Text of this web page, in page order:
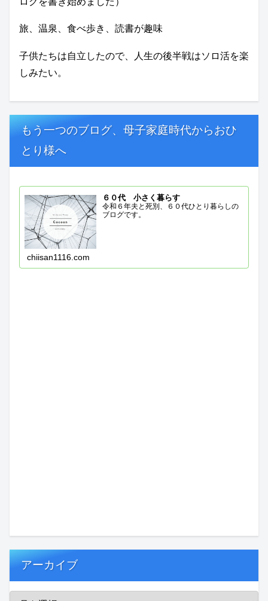
旅、温泉、食べ歩き、読書が趣味
子供たちは自立したので、人生の後半戦はソロ活を楽
しみたい。
もう一つのブログ、母子家庭時代からおひ
とり様へ
６０代 小さく暮らす
令和６年夫と死別、６０代ひとり暮らしの
ブログです。
chiisan1116.com
アーカイブ